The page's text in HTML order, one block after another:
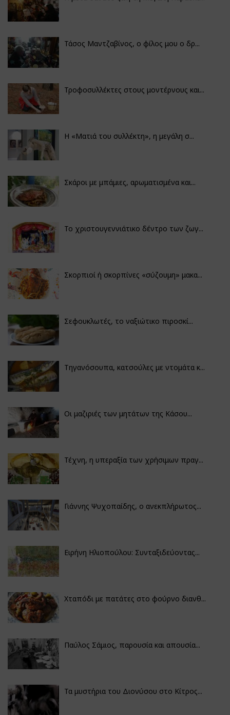
Τάσος Μαντζαβίνος, ο φίλος μου ο δρ...
Τροφοσυλλέκτες στους μοντέρνους και...
H «Ματιά του συλλέκτη», η μεγάλη σ...
Σκάροι με μπάμιες, αρωματισμένα και...
Το χριστουγεννιάτικο δέντρο των ζωγ...
Σκορπιοί ή σκορπίνες «σύζουμη» μακα...
Σεφουκλωτές, το ναξιώτικο πιροσκί...
Τηγανόσουπα, κατσούλες με ντομάτα κ...
Οι μαζιριές των μητάτων της Κάσου...
Τέχνη, η υπεραξία των χρήσιμων πραγ...
Γιάννης Ψυχοπαίδης, ο ανεκπλήρωτος...
Ειρήνη Ηλιοπούλου: Συνταξιδεύοντας...
Χταπόδι με πατάτες στο φούρνο διανθ...
Παύλος Σάμιος, παρουσία και απουσία...
Τα μυστήρια του Διονύσου στο Κίτρος...